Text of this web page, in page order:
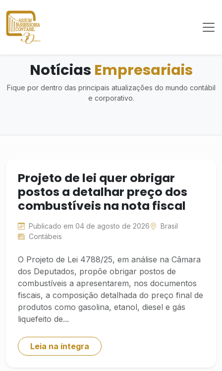
Notícias Empresariais
Fique por dentro das principais atualizações do mundo contábil
e corporativo.
Projeto de lei quer obrigar
postos a detalhar preço dos
combustíveis na nota fiscal
Publicado em 04 de agosto de 2026
Brasil
Contábeis
O Projeto de Lei 4788/25, em análise na Câmara
dos Deputados, propõe obrigar postos de
combustíveis a apresentarem, nos documentos
fiscais, a composição detalhada do preço final de
produtos como gasolina, etanol, diesel e gás
liquefeito de...
Leia na íntegra